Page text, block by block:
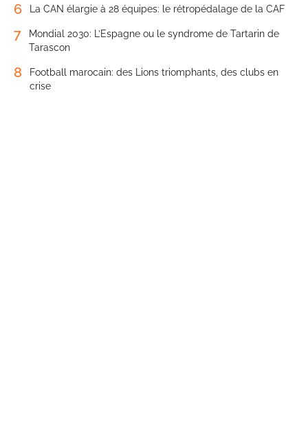
6 La CAN élargie à 28 équipes: le rétropédalage de la CAF
7
Mondial 2030: L’Espagne ou le syndrome de Tartarin de
Tarascon
8
Football marocain: des Lions triomphants, des clubs en
crise